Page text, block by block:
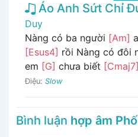
Áo Anh Sứt Chỉ
Duy
Nàng có ba người [Am]
[Esus4] rồi Nàng có đôi
em [G] chưa biết [Cmaj7]
Điệu: Slow
Bình luận hợp âm